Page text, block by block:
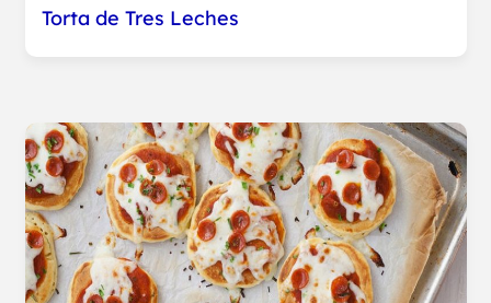
Torta de Tres Leches